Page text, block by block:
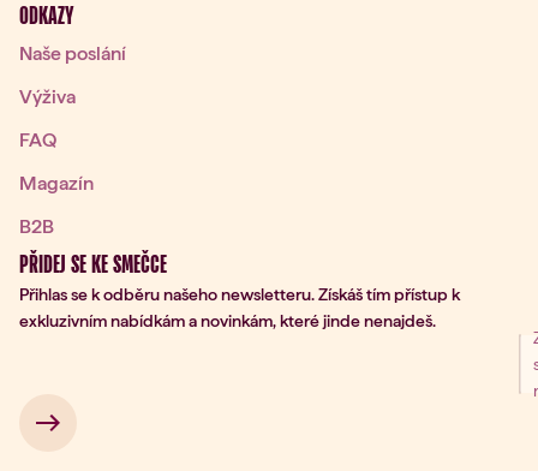
ODKAZY
Naše poslání
Výživa
FAQ
Magazín
B2B
PŘIDEJ SE KE SMEČCE
Přihlas se k odběru našeho newsletteru. Získáš tím přístup k
exkluzivním nabídkám a novinkám, které jinde nenajdeš.
k odběru
→